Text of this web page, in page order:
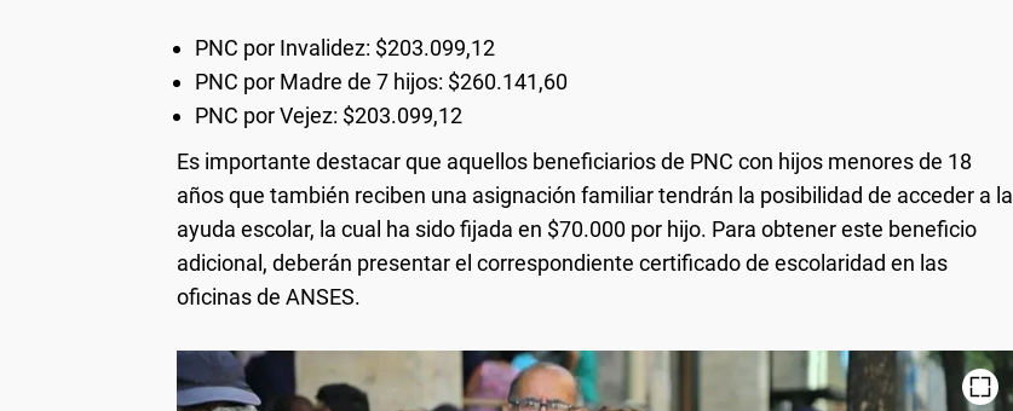
PNC por Invalidez: $203.099,12
PNC por Madre de 7 hijos: $260.141,60
PNC por Vejez: $203.099,12
Es importante destacar que aquellos beneficiarios de PNC con hijos menores de 18
años que también reciben una asignación familiar tendrán la posibilidad de acceder a la
ayuda escolar, la cual ha sido fijada en $70.000 por hijo. Para obtener este beneficio
adicional, deberán presentar el correspondiente certificado de escolaridad en las
oficinas de ANSES.